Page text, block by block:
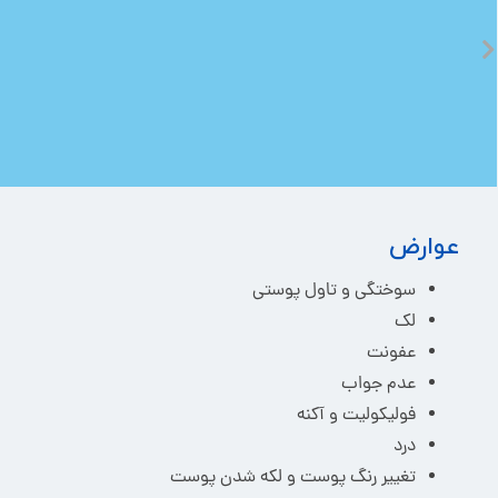
عوارض
سوختگی و تاول پوستی
لک
عفونت
عدم جواب
فولیکولیت و آکنه
درد
تغییر رنگ پوست و لکه شدن پوست